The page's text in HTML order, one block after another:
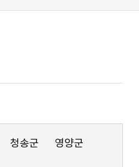
청송군
영양군